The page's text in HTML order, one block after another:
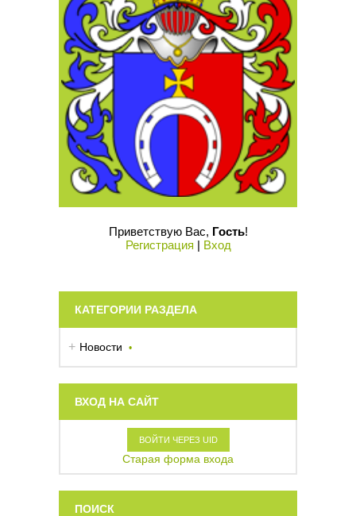
Приветствую Вас, Гость!
Регистрация | Вход
КАТЕГОРИИ РАЗДЕЛА
Новости
ВХОД НА САЙТ
ВОЙТИ ЧЕРЕЗ UID
Старая форма входа
ПОИСК